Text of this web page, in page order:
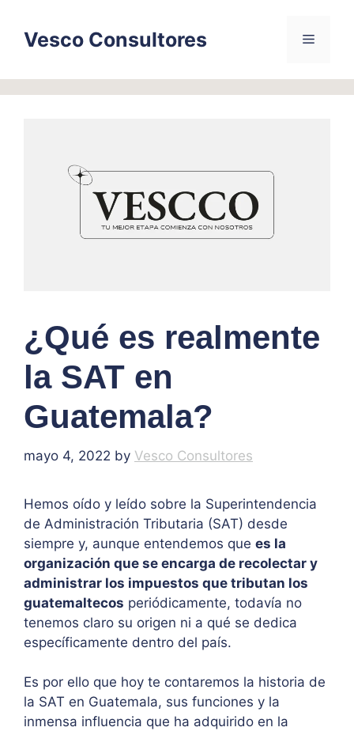
contentVesco Consultores Menu
¿Qué es realmente
la SAT en
Guatemala?
mayo 4, 2022 by Vesco Consultores
Hemos oído y leído sobre la Superintendencia
de Administración Tributaria (SAT) desde
siempre y, aunque entendemos que es la
organización que se encarga de recolectar y
administrar los impuestos que tributan los
guatemaltecos periódicamente, todavía no
tenemos claro su origen ni a qué se dedica
específicamente dentro del país.
Es por ello que hoy te contaremos la historia de
la SAT en Guatemala, sus funciones y la
inmensa influencia que ha adquirido en la